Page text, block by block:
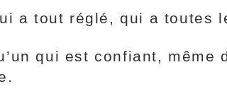
a tout réglé, qui a toutes
qui est confiant, même